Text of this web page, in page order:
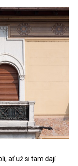
ať už si tam dají